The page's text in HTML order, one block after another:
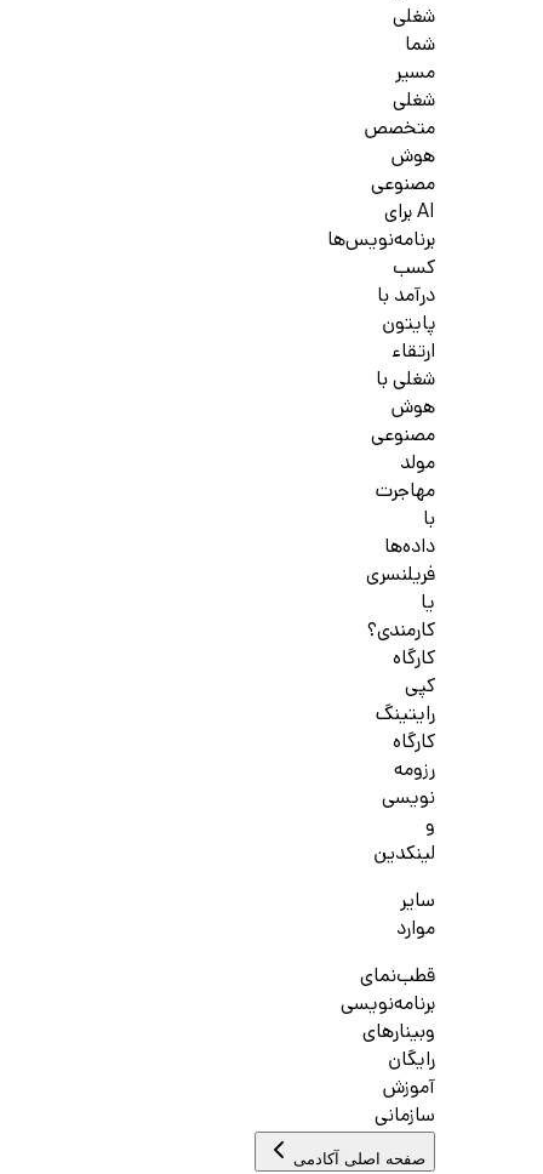
شغلی
شما
مسیر
شغلی
متخصص
هوش
مصنوعی
AI برای
برنامه‌نویس‌ها
کسب
درآمد با
پایتون
ارتقاء
شغلی با
هوش
مصنوعی
مولد
مهاجرت
با
داده‌ها
فریلنسری
یا
کارمندی؟
کارگاه
کپی
رایتینگ
کارگاه
رزومه
نویسی
و
لینکدین
سایر
موارد
قطب‌نمای
برنامه‌نویسی
وبینارهای
رایگان
آموزش
سازمانی
صفحه اصلی آکادمی